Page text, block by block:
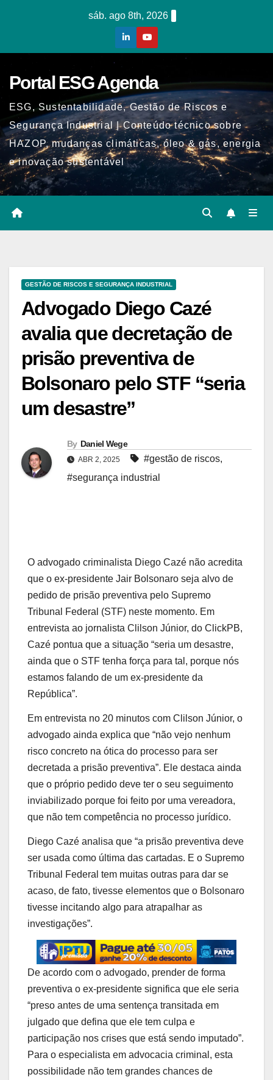
sáb. ago 8th, 2026
Portal ESG Agenda
ESG, Sustentabilidade, Gestão de Riscos e
Segurança Industrial | Conteúdo técnico sobre
HAZOP, mudanças climáticas, óleo & gás, energia
e inovação sustentável
GESTÃO DE RISCOS E SEGURANÇA INDUSTRIAL
Advogado Diego Cazé
avalia que decretação de
prisão preventiva de
Bolsonaro pelo STF “seria
um desastre”
By Daniel Wege
ABR 2, 2025 #gestão de riscos,
#segurança industrial
O advogado criminalista Diego Cazé não acredita
que o ex-presidente Jair Bolsonaro seja alvo de
pedido de prisão preventiva pelo Supremo
Tribunal Federal (STF) neste momento. Em
entrevista ao jornalista Clilson Júnior, do ClickPB,
Cazé pontua que a situação “seria um desastre,
ainda que o STF tenha força para tal, porque nós
estamos falando de um ex-presidente da
República”.
Em entrevista no 20 minutos com Clilson Júnior, o
advogado ainda explica que “não vejo nenhum
risco concreto na ótica do processo para ser
decretada a prisão preventiva”. Ele destaca ainda
que o próprio pedido deve ter o seu seguimento
inviabilizado porque foi feito por uma vereadora,
que não tem competência no processo jurídico.
Diego Cazé analisa que “a prisão preventiva deve
ser usada como última das cartadas. E o Supremo
Tribunal Federal tem muitas outras para dar se
acaso, de fato, tivesse elementos que o Bolsonaro
tivesse incitando algo para atrapalhar as
investigações”.
De acordo com o advogado, prender de forma
preventiva o ex-presidente significa que ele seria
“preso antes de uma sentença transitada em
julgado que defina que ele tem culpa e
participação nos crises que está sendo imputado”.
Para o especialista em advocacia criminal, esta
possibilidade não tem grandes chances de